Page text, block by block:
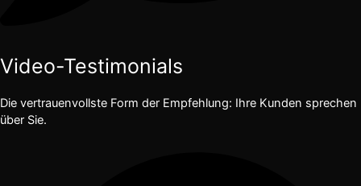
Video-Testimonials
Die vertrauenvollste Form der Empfehlung: Ihre Kunden sprechen
über Sie.